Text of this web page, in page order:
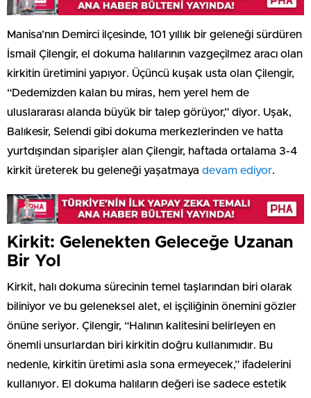
Manisa’nın Demirci ilçesinde, 101 yıllık bir geleneği sürdüren
İsmail Çilengir, el dokuma halılarının vazgeçilmez aracı olan
kirkitin üretimini yapıyor. Üçüncü kuşak usta olan Çilengir,
“Dedemizden kalan bu miras, hem yerel hem de
uluslararası alanda büyük bir talep görüyor,” diyor. Uşak,
Balıkesir, Selendi gibi dokuma merkezlerinden ve hatta
yurtdışından siparişler alan Çilengir, haftada ortalama 3-4
kirkit üreterek bu geleneği yaşatmaya devam ediyor.
Kirkit: Gelenekten Geleceğe Uzanan
Bir Yol
Kirkit, halı dokuma sürecinin temel taşlarından biri olarak
biliniyor ve bu geleneksel alet, el işçiliğinin önemini gözler
önüne seriyor. Çilengir, “Halının kalitesini belirleyen en
önemli unsurlardan biri kirkitin doğru kullanımıdır. Bu
nedenle, kirkitin üretimi asla sona ermeyecek,” ifadelerini
kullanıyor. El dokuma halıların değeri ise sadece estetik